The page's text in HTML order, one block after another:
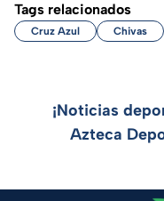
Tags relacionados
Cruz Azul Chivas
¡Noticias
Azteca